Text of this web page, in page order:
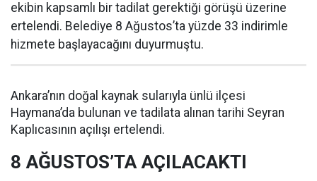
ekibin kapsamlı bir tadilat gerektiği görüşü üzerine
ertelendi. Belediye 8 Ağustos’ta yüzde 33 indirimle
hizmete başlayacağını duyurmuştu.
Ankara’nın doğal kaynak sularıyla ünlü ilçesi
Haymana’da bulunan ve tadilata alınan tarihi Seyran
Kaplıcasının açılışı ertelendi.
8 AĞUSTOS’TA AÇILACAKTI